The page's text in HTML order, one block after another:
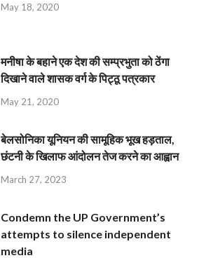
May 18, 2020
मनीषा के बहाने एक देश की सम्प्रभुता को ठेंगा
दिखाने वाले शासक वर्ग के पिट्ठू पत्रकार
May 21, 2020
बेलसोनिका यूनियन की सामूहिक भूख हड़ताल,
छंटनी के खिलाफ आंदोलन तेज करने का आह्वान
March 27, 2023
Condemn the UP Government’s
attempts to silence independent
media